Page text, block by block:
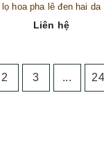
lọ hoa pha lê đen hai da
Liên hệ
2 3 ... 24